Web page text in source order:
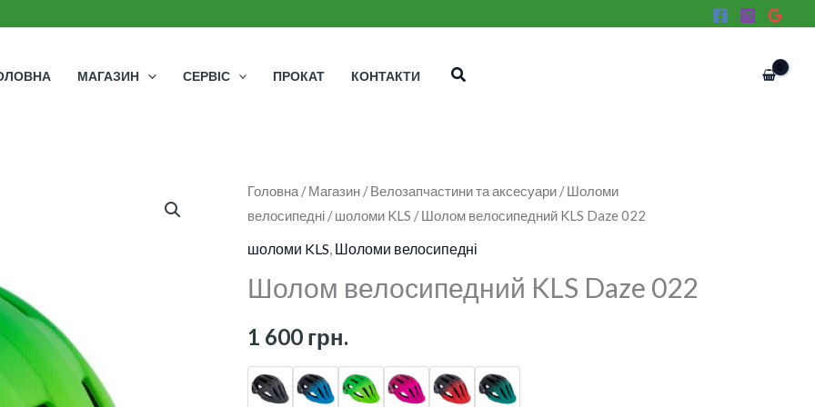
МАГАЗИН СЕРВІС ПРОКАТ КОНТАКТИ Пошук
Головна /Магазин /Велозапчастини та аксесуари /Шоломи
велосипедні /шоломи KLS / Шолом велосипедний KLS Daze 022
шоломи KLS Шоломи велосипедні
Шолом велосипедний KLS Daze 022
1 600 грн.
Шолом
велосипедний
KLS
022